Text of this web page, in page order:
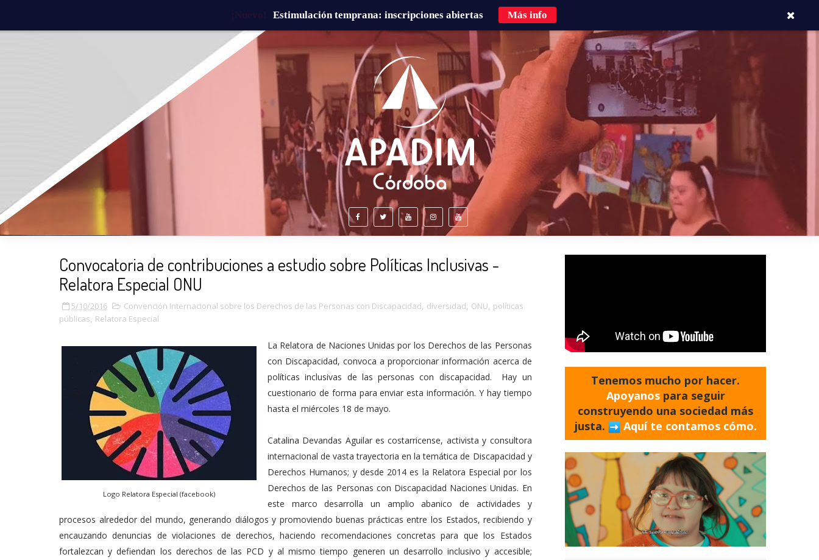
Estimulación temprana: inscripciones abiertas Más info
¿QUÉ HACEMOS? FAMILIAS CURSOS DE FORMACIÓN
Convocatoria de contribuciones a estudio sobre Políticas Inclusivas -
Relatora Especial ONU
5/10/2016 Convención Internacional sobre los Derechos de las Personas con Discapacidad, diversidad, ONU, políticas
públicas, Relatora Especial
Logo Relatora Especial (facebook)
La Relatora de Naciones Unidas por los Derechos de las Personas
con Discapacidad, convoca a proporcionar información acerca de
políticas inclusivas de las personas con discapacidad. Hay un
cuestionario de forma para enviar esta información. Y hay tiempo
hasta el miércoles 18 de mayo.
Catalina Devandas Aguilar es costarricense, activista y consultora
internacional de vasta trayectoria en la temática de Discapacidad y
Derechos Humanos; y desde 2014 es la Relatora Especial por los
Derechos de las Personas con Discapacidad Naciones Unidas. En
este marco desarrolla un amplio abanico de actividades y
procesos alrededor del mundo, generando diálogos y promoviendo buenas prácticas entre los Estados, recibiendo y
encauzando denuncias de violaciones de derechos, haciendo recomendaciones concretas para que los Estados
fortalezcan y defiendan los derechos de las PCD y al mismo tiempo generen un desarrollo inclusivo y accesible;
Tenemos mucho por hacer.
Apoyanos para seguir
construyendo una sociedad más
justa.
Aquí te contamos cómo.